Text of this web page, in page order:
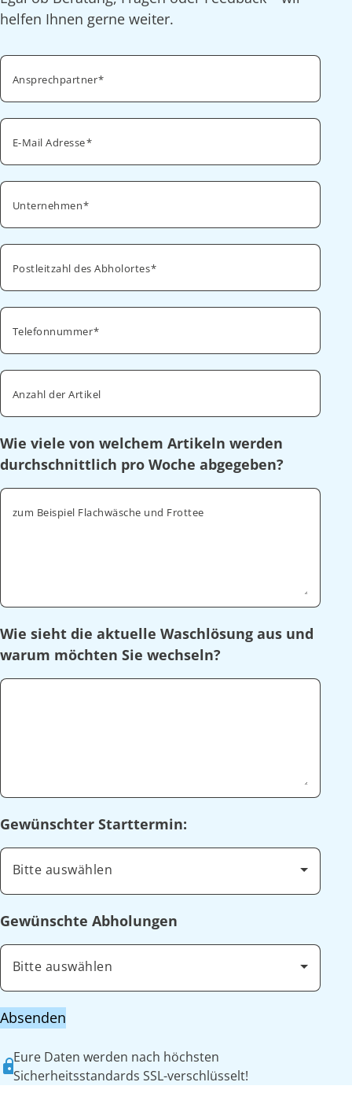
helfen Ihnen gerne weiter.
Ansprechpartner
E-Mail Adresse
Unternehmen
Postleitzahl des Abholortes
Telefonnummer
Anzahl der Artikel
Wie viele von welchem Artikeln werden
durchschnittlich pro Woche abgegeben?
zum Beispiel Flachwäsche und Frottee
Wie sieht die aktuelle Waschlösung aus und
warum möchten Sie wechseln?
Gewünschter Starttermin:
Bitte auswählen
Gewünschte Abholungen
Bitte auswählen
Absenden
Eure Daten werden nach höchsten
Sicherheitsstandards SSL-verschlüsselt!